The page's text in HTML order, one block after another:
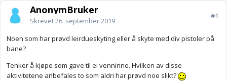
AnonymBruker
Skrevet26. september 2019
#1
Noen som har prøvd leirdueskyting eller å skyte med div pistoler på
bane?
Tenker å kjøpe som gave til ei venninne. Hvilken av disse
aktivitetene anbefales to som aldri har prøvd noe slikt?